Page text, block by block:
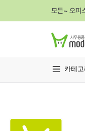
모든~ 오피
카테고